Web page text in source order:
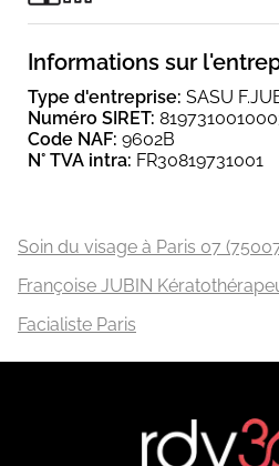
Informations sur
Type d'entreprise: SASU
Numéro SIRET:
Code NAF: 9602B
N° TVA intra: FR30819731001
Soin du visage à Paris 07
Françoise JUBIN
Facialiste Paris